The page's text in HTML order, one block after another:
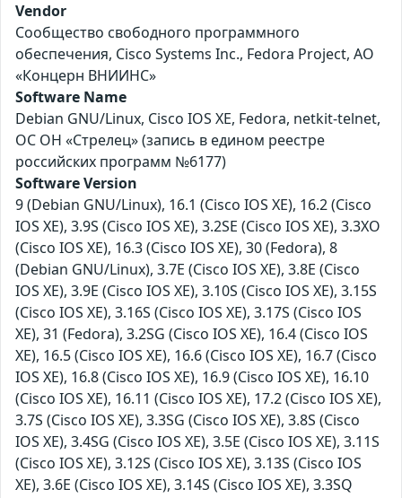
Vendor
Сообщество свободного программного
обеспечения, Cisco Systems Inc., Fedora Project, АО
«Концерн ВНИИНС»
Software Name
Debian GNU/Linux, Cisco IOS XE, Fedora, netkit-telnet,
ОС ОН «Стрелец» (запись в едином реестре
российских программ №6177)
Software Version
9 (Debian GNU/Linux), 16.1 (Cisco IOS XE), 16.2 (Cisco
IOS XE), 3.9S (Cisco IOS XE), 3.2SE (Cisco IOS XE), 3.3XO
(Cisco IOS XE), 16.3 (Cisco IOS XE), 30 (Fedora), 8
(Debian GNU/Linux), 3.7E (Cisco IOS XE), 3.8E (Cisco
IOS XE), 3.9E (Cisco IOS XE), 3.10S (Cisco IOS XE), 3.15S
(Cisco IOS XE), 3.16S (Cisco IOS XE), 3.17S (Cisco IOS
XE), 31 (Fedora), 3.2SG (Cisco IOS XE), 16.4 (Cisco IOS
XE), 16.5 (Cisco IOS XE), 16.6 (Cisco IOS XE), 16.7 (Cisco
IOS XE), 16.8 (Cisco IOS XE), 16.9 (Cisco IOS XE), 16.10
(Cisco IOS XE), 16.11 (Cisco IOS XE), 17.2 (Cisco IOS XE),
3.7S (Cisco IOS XE), 3.3SG (Cisco IOS XE), 3.8S (Cisco
IOS XE), 3.4SG (Cisco IOS XE), 3.5E (Cisco IOS XE), 3.11S
(Cisco IOS XE), 3.12S (Cisco IOS XE), 3.13S (Cisco IOS
XE), 3.6E (Cisco IOS XE), 3.14S (Cisco IOS XE), 3.3SQ